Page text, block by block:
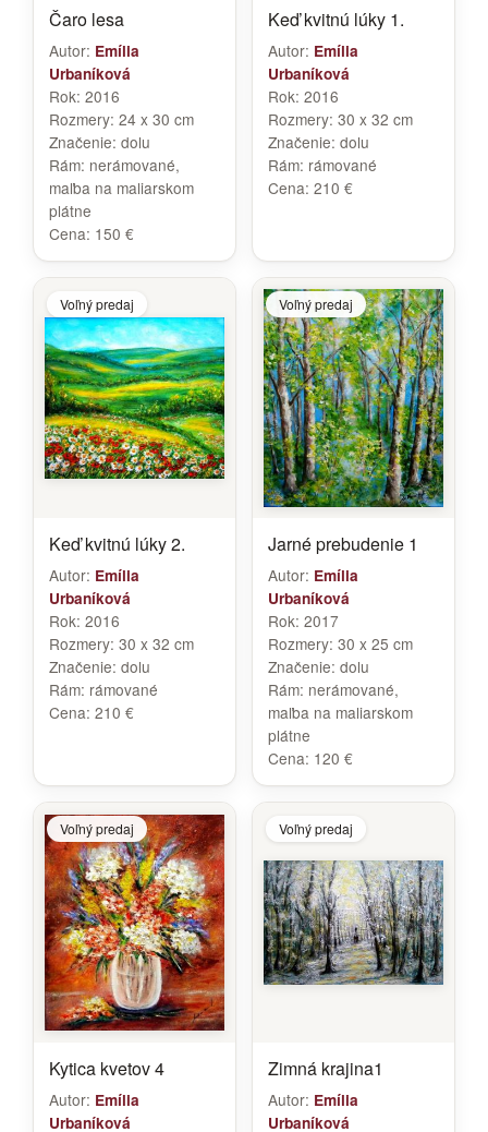
Čaro lesa
Autor: Emília
Urbaníková
Rok: 2016
Rozmery: 24 x 30 cm
Značenie: dolu
Rám: nerámované,
maľba na maliarskom
plátne
Cena: 150 €
Keď kvitnú lúky 1.
Autor: Emília
Urbaníková
Rok: 2016
Rozmery: 30 x 32 cm
Značenie: dolu
Rám: rámované
Cena: 210 €
Voľný predaj
Keď kvitnú lúky 2.
Autor: Emília
Urbaníková
Rok: 2016
Rozmery: 30 x 32 cm
Značenie: dolu
Rám: rámované
Cena: 210 €
Voľný predaj
Jarné prebudenie 1
Autor: Emília
Urbaníková
Rok: 2017
Rozmery: 30 x 25 cm
Značenie: dolu
Rám: nerámované,
maľba na maliarskom
plátne
Cena: 120 €
Voľný predaj
Kytica kvetov 4
Autor: Emília
Urbaníková
Voľný predaj
Zimná krajina1
Autor: Emília
Urbaníková